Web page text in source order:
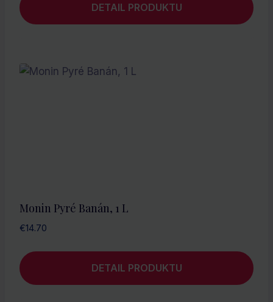
DETAIL PRODUKTU
Monin Pyré Banán, 1 L
€14.70
DETAIL PRODUKTU